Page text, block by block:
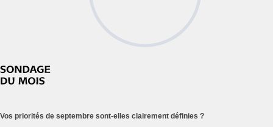
Vos priorités de septembre sont-elles clairement définies ?